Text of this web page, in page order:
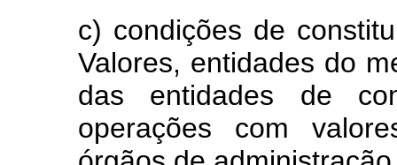
c) condições de
Valores, entidades do
das entidades de
operações com